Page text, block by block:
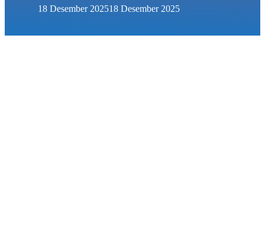
18 Desember 202518 Desember 2025